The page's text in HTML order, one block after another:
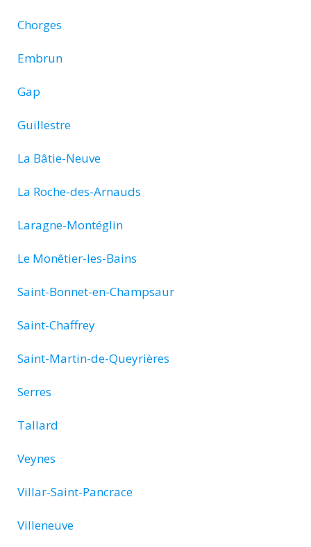
Chorges
Embrun
Gap
Guillestre
La Bâtie-Neuve
La Roche-des-Arnauds
Laragne-Montéglin
Le Monêtier-les-Bains
Saint-Bonnet-en-Champsaur
Saint-Chaffrey
Saint-Martin-de-Queyrières
Serres
Tallard
Veynes
Villar-Saint-Pancrace
Villeneuve